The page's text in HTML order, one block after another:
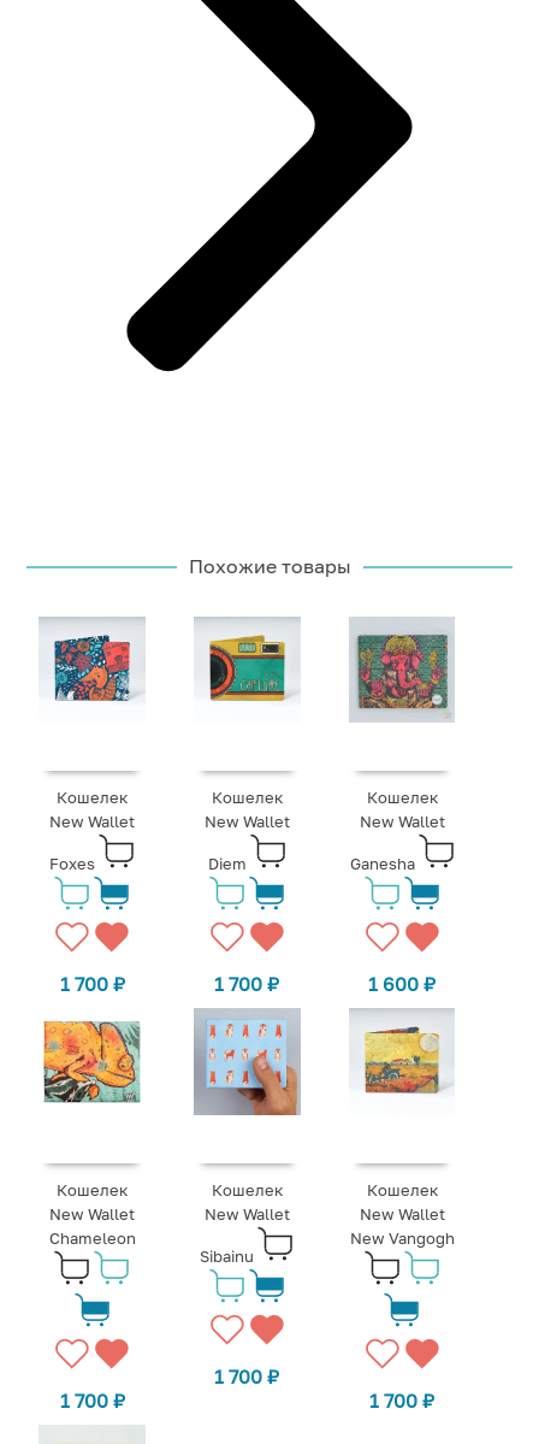
Похожие товары
Кошелек
New Wallet
Foxes
1 700 ₽
Кошелек
New Wallet
Diem
1 700₽
Кошелек
New Wallet
Ganesha
1 600₽
Кошелек
New Wallet
Chameleon
1 700 ₽
Кошелек
New Wallet
Sibainu
1 700₽
Кошелек
New Wallet
New Vangogh
1 700₽